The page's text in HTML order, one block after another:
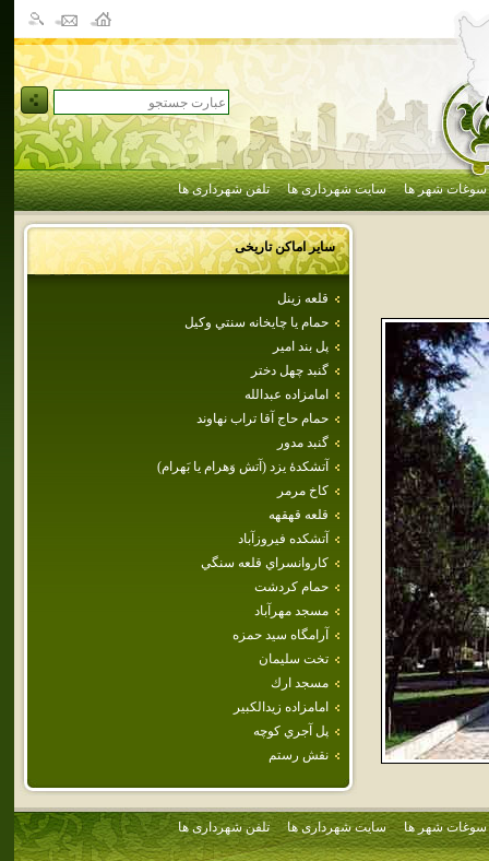
سوغات شهر ها سایت شهرداری ها تلفن شهرداری ها
سایر اماکن تاریخی
قلعه زينل
حمام‌ يا چايخانه‌ سنتي‌ وكيل‌
پل بند امير
گنبد چهل‌ دختر
امامزاده‌ عبدالله
حمام حاج آقا تراب نهاوند
گنبد مدور
آتشكدهٔ يزد (آتش وَهرام يا بَهرام)
كاخ مرمر
قلعه قهقهه
آتشكده فيروزآباد
كاروانسراي‌ قلعه‌ سنگي‌
حمام كردشت
مسجد مهرآباد
آرامگاه سيد حمزه
تخت سليمان
مسجد ارك
امامزاده زيدالكبير
پل‌ آجري‌ كوچه‌
نقش رستم
سوغات شهر ها سایت شهرداری ها تلفن شهرداری ها